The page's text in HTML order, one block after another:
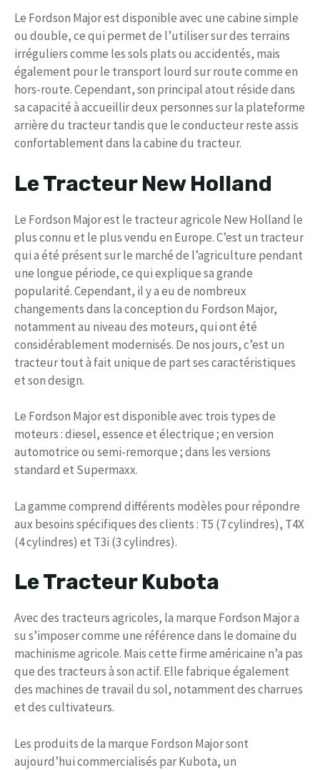
Le Fordson Major est disponible avec une cabine simple
ou double, ce qui permet de l’utiliser sur des terrains
irréguliers comme les sols plats ou accidentés, mais
également pour le transport lourd sur route comme en
hors-route. Cependant, son principal atout réside dans
sa capacité à accueillir deux personnes sur la plateforme
arrière du tracteur tandis que le conducteur reste assis
confortablement dans la cabine du tracteur.
Le Tracteur New Holland
Le Fordson Major est le tracteur agricole New Holland le
plus connu et le plus vendu en Europe. C’est un tracteur
qui a été présent sur le marché de l’agriculture pendant
une longue période, ce qui explique sa grande
popularité. Cependant, il y a eu de nombreux
changements dans la conception du Fordson Major,
notamment au niveau des moteurs, qui ont été
considérablement modernisés. De nos jours, c’est un
tracteur tout à fait unique de part ses caractéristiques
et son design.
Le Fordson Major est disponible avec trois types de
moteurs : diesel, essence et électrique ; en version
automotrice ou semi-remorque ; dans les versions
standard et Supermaxx.
La gamme comprend différents modèles pour répondre
aux besoins spécifiques des clients : T5 (7 cylindres), T4X
(4 cylindres) et T3i (3 cylindres).
Le Tracteur Kubota
Avec des tracteurs agricoles, la marque Fordson Major a
su s’imposer comme une référence dans le domaine du
machinisme agricole. Mais cette firme américaine n’a pas
que des tracteurs à son actif. Elle fabrique également
des machines de travail du sol, notamment des charrues
et des cultivateurs.
Les produits de la marque Fordson Major sont
aujourd’hui commercialisés par Kubota, un